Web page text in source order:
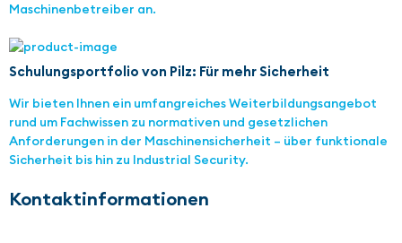
Maschinenbetreiber an.
Schulungsportfolio von Pilz: Für mehr Sicherheit
Wir bieten Ihnen ein umfangreiches Weiterbildungsangebot
rund um Fachwissen zu normativen und gesetzlichen
Anforderungen in der Maschinensicherheit – über funktionale
Sicherheit bis hin zu Industrial Security.
Kontaktinformationen